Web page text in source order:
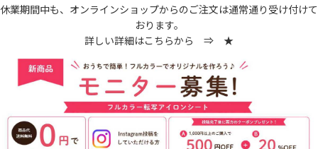
休業期間中も、オンラインショップからのご注文は通常通り受け付けて
おります。
詳しい詳細はこちらから ⇒ ★